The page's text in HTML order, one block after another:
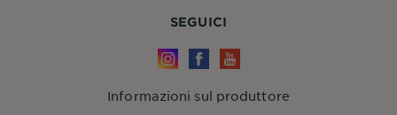
SEGUICI
Informazioni sul produttore